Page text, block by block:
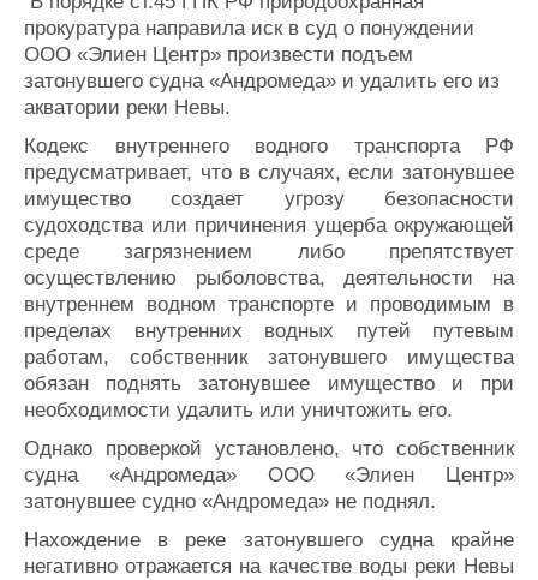
Все службы
прокуратура направила иск в суд о понуждении
ООО «Элиен Центр» произвести подъем
затонувшего судна «Андромеда» и удалить его из
акватории реки Невы.
Кодекс внутреннего водного транспорта РФ
предусматривает, что в случаях, если затонувшее
имущество создает угрозу безопасности
судоходства или причинения ущерба окружающей
среде загрязнением либо препятствует
осуществлению рыболовства, деятельности на
внутреннем водном транспорте и проводимым в
пределах внутренних водных путей путевым
работам, собственник затонувшего имущества
обязан поднять затонувшее имущество и при
необходимости удалить или уничтожить его.
Однако проверкой установлено, что собственник
судна «Андромеда» ООО «Элиен Центр»
затонувшее судно «Андромеда» не поднял.
Нахождение в реке затонувшего судна крайне
негативно отражается на качестве воды реки Невы